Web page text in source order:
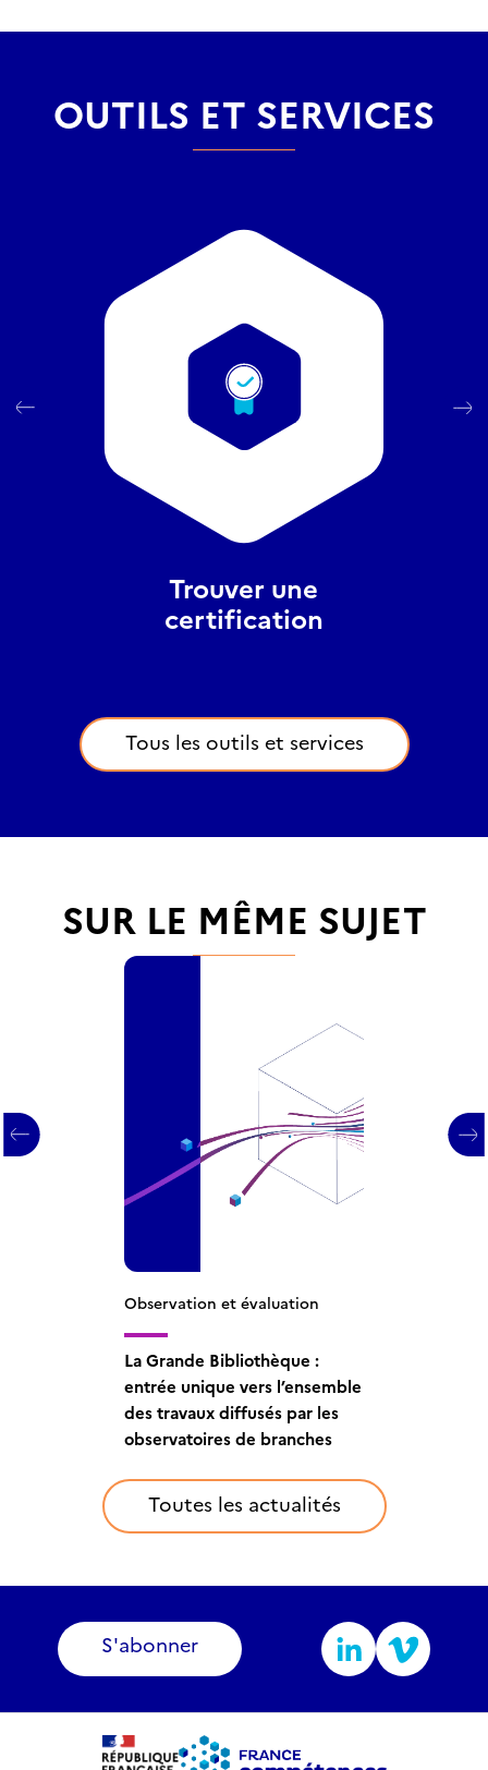
OUTILS ET SERVICES
Trouver une
certification
Tous les outils et services
SUR LE MÊME SUJET
Observation et évaluation
La Grande Bibliothèque :
entrée unique vers l’ensemble
des travaux diffusés par les
observatoires de branches
Observation et évaluation
La Grande Bibliothèque :
porte d’entrée des travaux
des observatoires
Toutes les actualités
S'abonner